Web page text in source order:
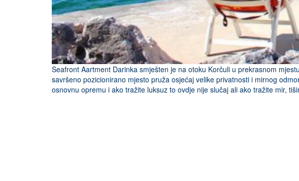
Seafront Aartment Darinka smješten je na otoku Korčuli u prekrasnom
savršeno pozicionirano mjesto pruža osjećaj velike privatnosti i mirnog
osnovnu opremu i ako tražite luksuz to ovdje nije slučaj ali ako tražite mir,